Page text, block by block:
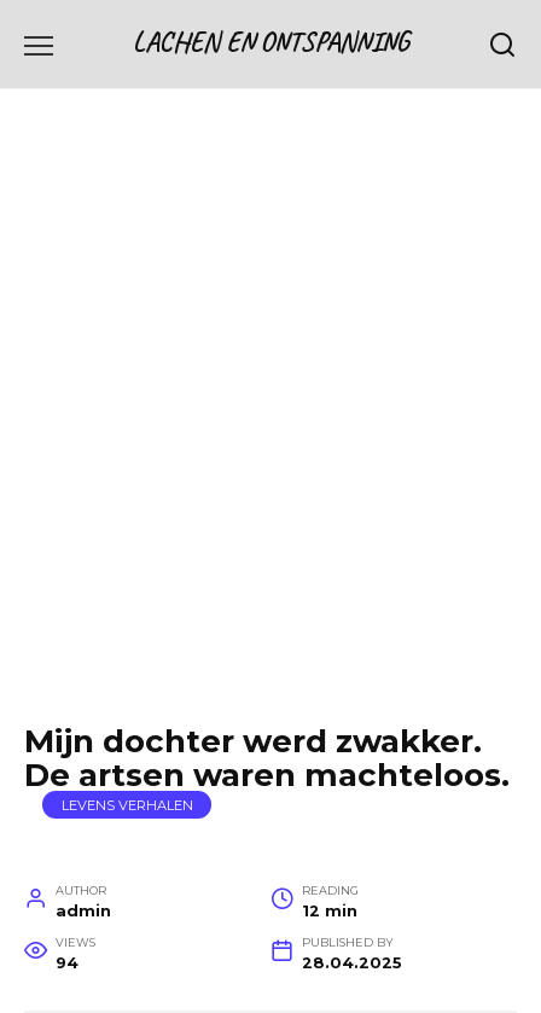
LACHEN EN ONTSPANNING
Mijn dochter werd zwakker.
De artsen waren machteloos.
LEVENS VERHALEN
AUTHOR
admin
READING
12 min
VIEWS
94
PUBLISHED BY
28.04.2025